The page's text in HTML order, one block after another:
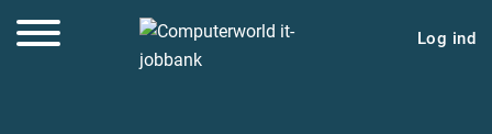
Log ind